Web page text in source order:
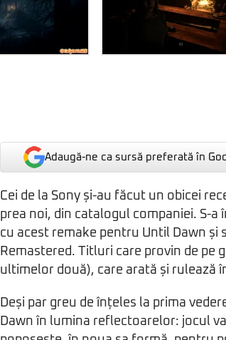
Adaugă-ne ca sursă preferată în
Cei de la Sony și-au făcut un obicei
prea noi, din catalogul companiei. S-a
cu acest remake pentru Until Dawn și
Remastered. Titluri care provin de pe
ultimelor două), care arată și rulează
Deși par greu de înțeles la prima
Dawn în lumina reflectoarelor: jocul